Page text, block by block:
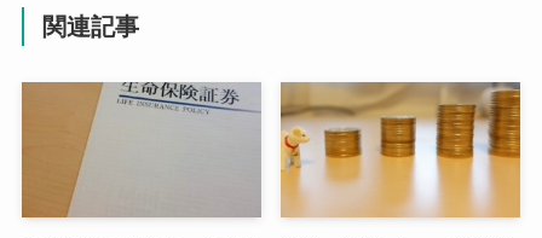
関連記事